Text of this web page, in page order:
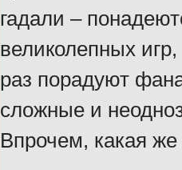
гадали –
великолепных
раз порадуют
сложные и
Впрочем, какая